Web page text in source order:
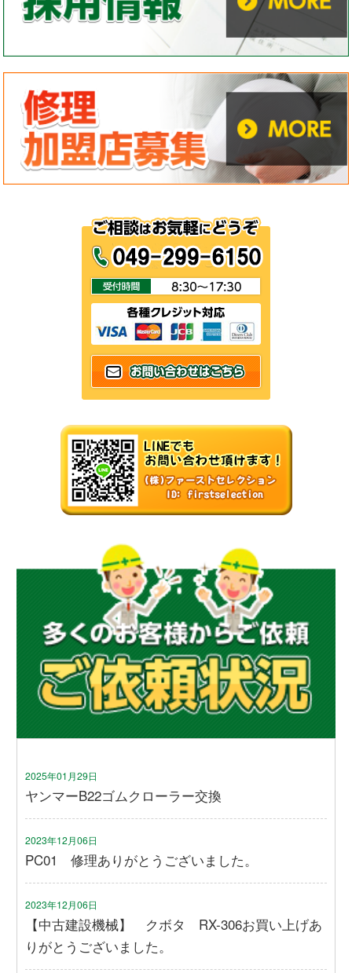
2025年01月29日
ヤンマーB22ゴムクローラー交換
2023年12月06日
PC01 修理ありがとうございました。
2023年12月06日
【中古建設機械】 クボタ RX-306お買い上げあ
りがとうございました。